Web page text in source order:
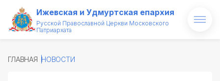
Ижевская и Удмуртская епархия
Русской Православной Церкви Московского
Патриархата
О епархии
ГЛАВНАЯ НОВОСТИ